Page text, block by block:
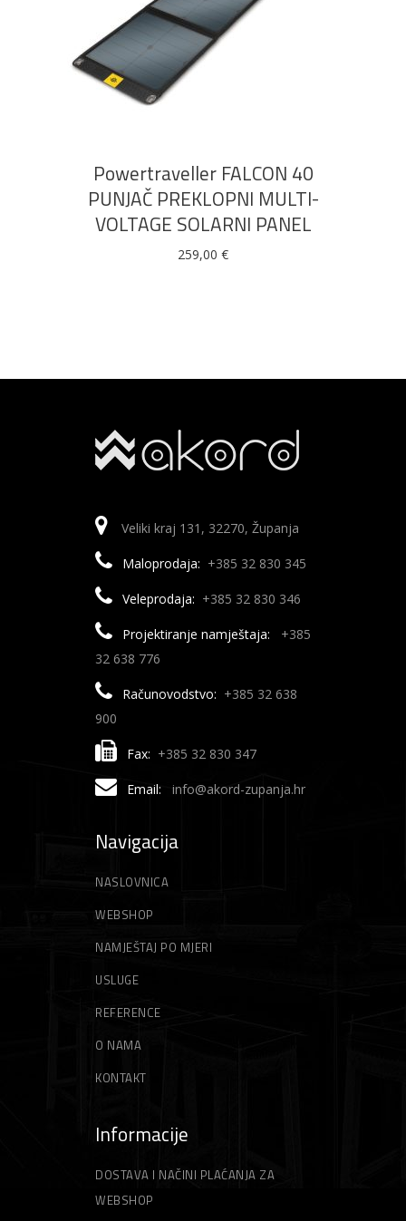
DODAJ U KOŠARICU
Powertraveller FALCON 40
PUNJAČ PREKLOPNI MULTI-
VOLTAGE SOLARNI PANEL
259,00 €
Veliki kraj 131, 32270, Županja
Maloprodaja: +385 32 830 345
Veleprodaja: +385 32 830 346
Projektiranje namještaja:
+385
32 638 776
Računovodstvo: +385 32 638
900
Fax: +385 32 830 347
Email: info@akord-zupanja.hr
Navigacija
NASLOVNICA
WEBSHOP
NAMJEŠTAJ PO MJERI
USLUGE
REFERENCE
O NAMA
KONTAKT
Informacije
DOSTAVA I NAČINI PLAĆANJA ZA
WEBSHOP